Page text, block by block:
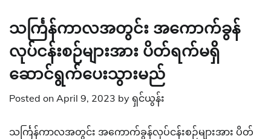
သင်္ကြန်ကာလအတွင်း အကောက်ခွန်
လုပ်ငန်းစဉ်များအား ပိတ်ရက်မရှိ
ဆောင်ရွက်ပေးသွားမည်
Posted on April 9, 2023 by ရှင်ယွန်း
သင်္ကြန်ကာလအတွင်း အကောက်ခွန်လုပ်ငန်းစဉ်များအား ပိတ်